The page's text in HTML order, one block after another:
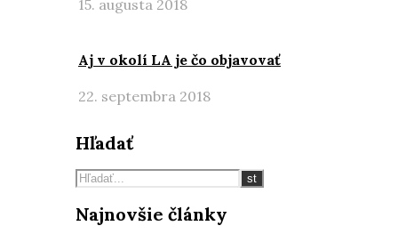
15. augusta 2018
Aj v okolí LA je čo objavovať
22. septembra 2018
Hľadať
Najnovšie články